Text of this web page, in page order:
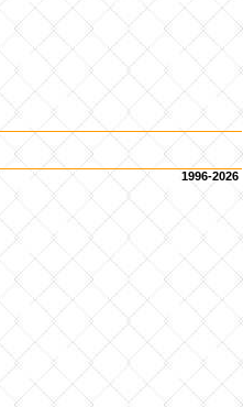
1996-2026